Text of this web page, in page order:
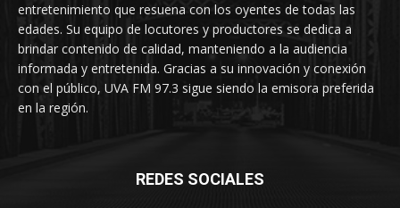
entretenimiento que resuena con los oyentes de todas las
edades. Su equipo de locutores y productores se dedica a
brindar contenido de calidad, manteniendo a la audiencia
informada y entretenida. Gracias a su innovación y conexión
con el público, UVA FM 97.3 sigue siendo la emisora preferida
en la región.
REDES SOCIALES